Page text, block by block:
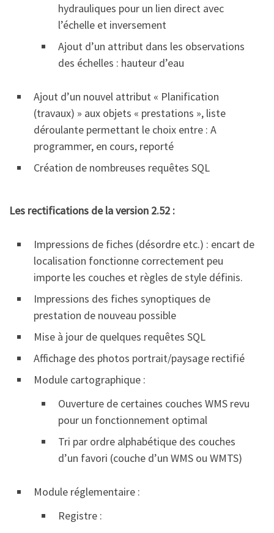
hydrauliques pour un lien direct avec
l’échelle et inversement
Ajout d’un attribut dans les observations
des échelles : hauteur d’eau
Ajout d’un nouvel attribut « Planification
(travaux) » aux objets « prestations », liste
déroulante permettant le choix entre : A
programmer, en cours, reporté
Création de nombreuses requêtes SQL
Les rectifications de la version 2.52 :
Impressions de fiches (désordre etc.) : encart de
localisation fonctionne correctement peu
importe les couches et règles de style définis.
Impressions des fiches synoptiques de
prestation de nouveau possible
Mise à jour de quelques requêtes SQL
Affichage des photos portrait/paysage rectifié
Module cartographique :
Ouverture de certaines couches WMS revu
pour un fonctionnement optimal
Tri par ordre alphabétique des couches
d’un favori (couche d’un WMS ou WMTS)
Module réglementaire :
Registre :